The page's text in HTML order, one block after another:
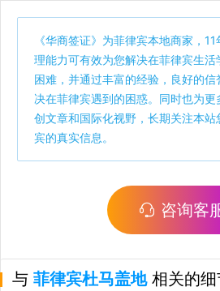
《华商签证》为菲律宾本地商家，
理能力可有效为您解决在菲律宾生
困难，并通过丰富的经验，良好的
决在菲律宾遇到的困惑。同时也为
创文章和国际化视野，长期关注本
宾的真实信息。
咨询客
与 菲律宾杜马盖地相关的细